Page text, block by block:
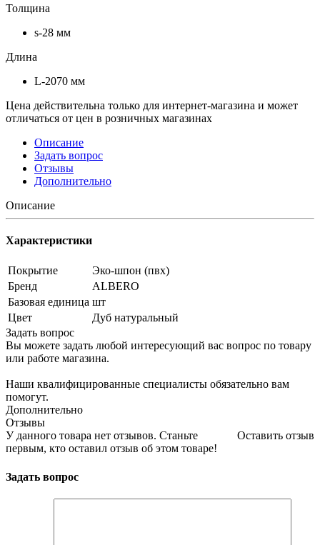
Толщина
s-28 мм
Длина
L-2070 мм
Цена действительна только для интернет-магазина и может
отличаться от цен в розничных магазинах
Описание
Задать вопрос
Отзывы
Дополнительно
Описание
Характеристики
Покрытие
Эко-шпон (пвх)
Бренд
ALBERO
Базовая единица шт
Цвет
Дуб натуральный
Задать вопрос
Вы можете задать любой интересующий вас вопрос по товару
или работе магазина.
Наши квалифицированные специалисты обязательно вам
помогут.
Дополнительно
Отзывы
Оставить отзыв
У данного товара нет отзывов. Станьте
первым, кто оставил отзыв об этом товаре!
Задать вопрос